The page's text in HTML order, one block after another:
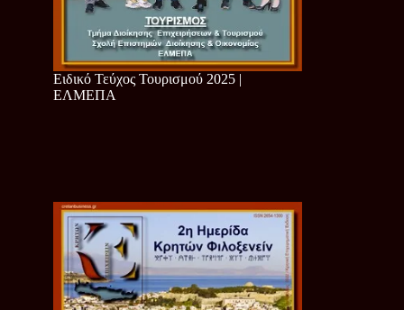
Ειδικό Τεύχος Τουρισμού 2025 |
ΕΛΜΕΠΑ